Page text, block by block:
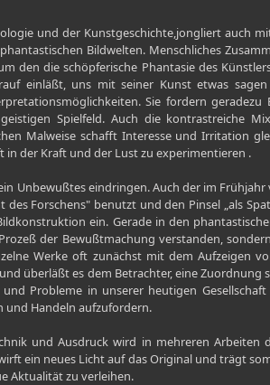
und der Kunstgeschichte,jongliert auch
Bildwelten. Menschliches
den die schöpferische Phantasie des
einläßt, uns mit seiner Kunst etwas
Sie fordern
Spielfeld. Auch die kontrastreiche
Malweise schafft Interesse und Irritation
der Kraft und der Lust zu experimentieren .
Unbewußtes eindringen. Auch der im
Forschens" benutzt und den Pinsel „als
ein. Gerade in den
der Bewußtmachung verstanden,
Werke oft zunächst mit dem Aufzeigen
überläßt es dem Betrachter, eine Zuordnung
Probleme in unserer heutigen
und Handeln aufzufordern.
und Ausdruck wird in mehreren Arbeiten
ein neues Licht auf das Original und trägt
Aktualität zu verleihen.